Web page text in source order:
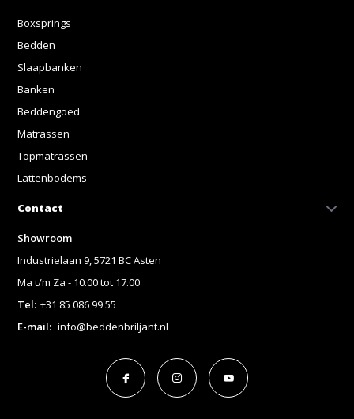
Boxsprings
Bedden
Slaapbanken
Banken
Beddengoed
Matrassen
Topmatrassen
Lattenbodems
Contact
Showroom
Industrielaan 9, 5721 BC Asten
Ma t/m Za - 10.00 tot 17.00
Tel: +31 85 086 99 55
E-mail: info@beddenbriljant.nl